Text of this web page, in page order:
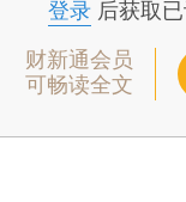
登录后获取已
财新通会员
可畅读全文